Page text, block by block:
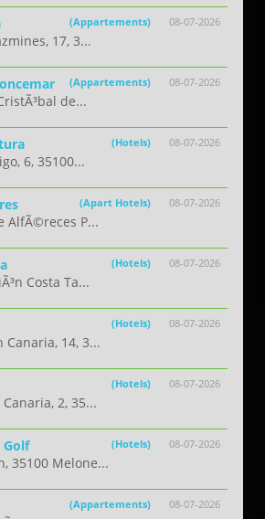
08-07-2026
(Appartements)
17, 3...
08-07-2026
(Appartements)
de...
08-07-2026
(Hotels)
6, 35100...
08-07-2026
(Apart Hotels)
AlfÃ©reces P...
08-07-2026
(Hotels)
Costa Ta...
08-07-2026
(Hotels)
Canaria, 14, 3...
08-07-2026
(Hotels)
2, 35...
08-07-2026
Golf (Hotels)
35100 Melone...
08-07-2026
(Appartements)